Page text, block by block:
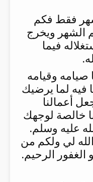
فقط فكم
الشهر ويخرج
فيما
صيامه وقيامه
فيه لما يرضيك
أعمالنا
خالصة لوجهك
عليه وسلم.
لي ولكم من
الرحيم.